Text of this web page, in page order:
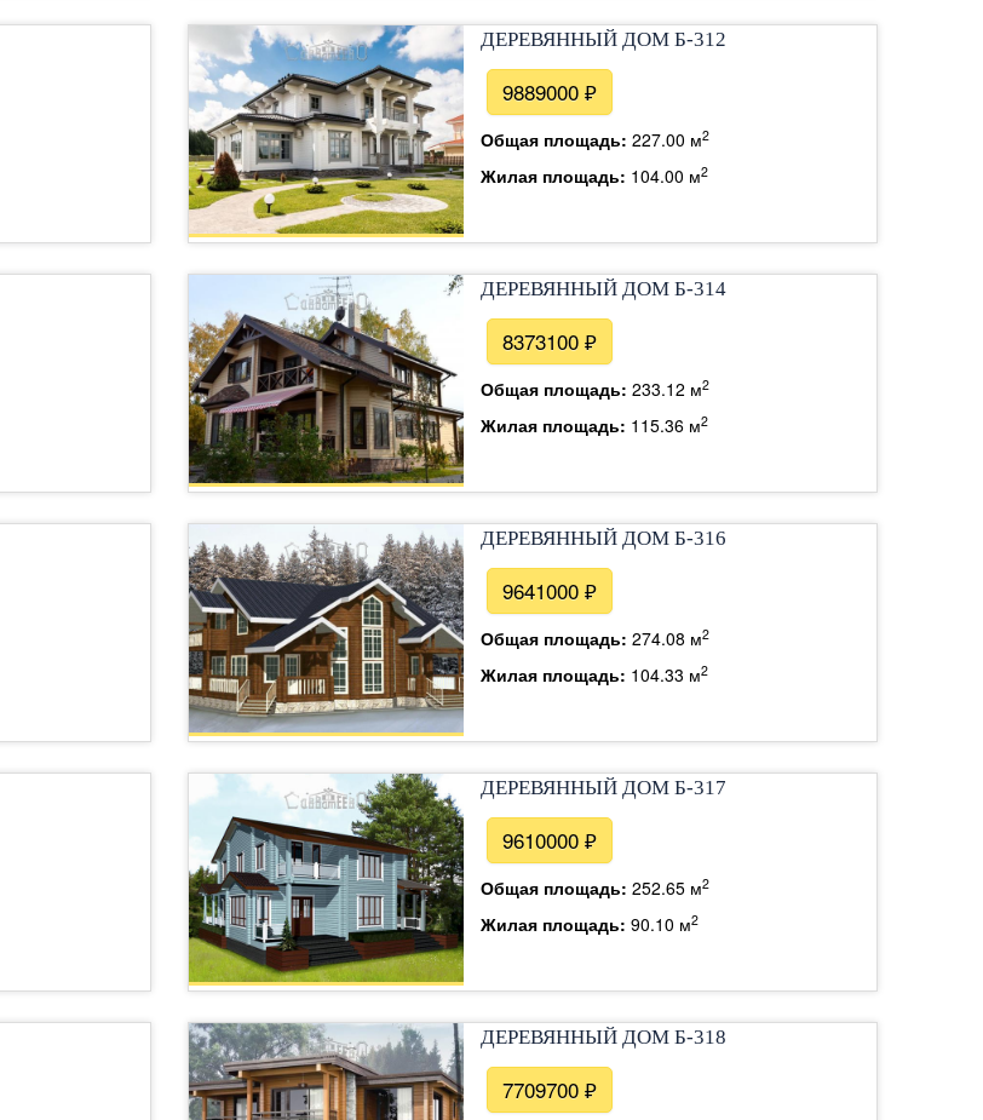
ДЕРЕВЯННЫЙ ДОМ Б-312
9889000 ₽
Общая площадь:227.00 м2
Жилая площадь: 104.00 м2
ДЕРЕВЯННЫЙ ДОМ Б-314
8373100 ₽
Общая площадь:233.12 м2
Жилая площадь: 115.36 м2
ДЕРЕВЯННЫЙ ДОМ Б-316
9641000 ₽
Общая площадь:274.08 м2
Жилая площадь: 104.33 м2
ДЕРЕВЯННЫЙ ДОМ Б-317
9610000 ₽
Общая площадь:252.65 м2
Жилая площадь:90.10 м2
ДЕРЕВЯННЫЙ ДОМ Б-318
7709700 ₽